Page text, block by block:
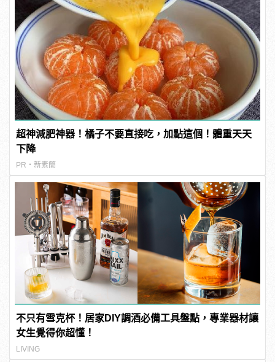
超神減肥神器！橘子不要直接吃，加點這個！體重天天
下降
PR・新素簡
不只有雪克杯！居家DIY調酒必備工具盤點，專業器材讓
女生覺得你超懂！
LIVING